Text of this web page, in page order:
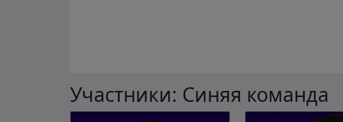
Участники: Синяя команда